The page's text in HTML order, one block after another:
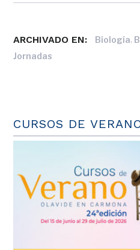
ARCHIVADO EN: Biología,
Jornadas
CURSOS DE